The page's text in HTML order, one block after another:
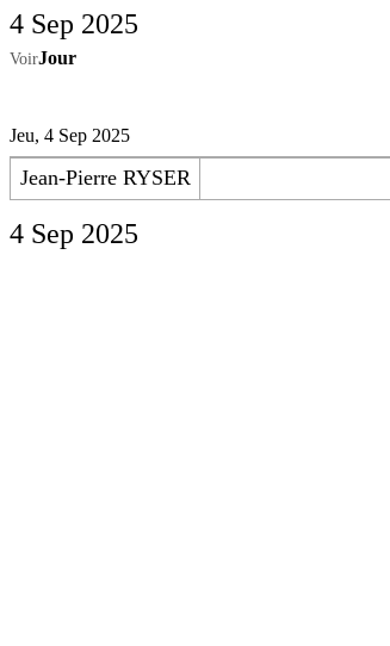
4 Sep 2025
VoirJour
Jeu, 4 Sep 2025
Jean-Pierre RYSER
4 Sep 2025